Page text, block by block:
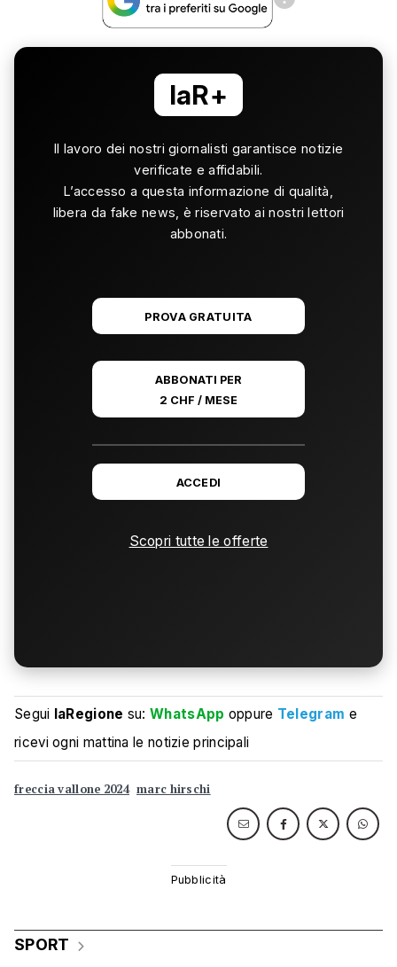
laR+
Il lavoro dei nostri giornalisti garantisce notizie
verificate e affidabili.
L’accesso a questa informazione di qualità,
libera da fake news, è riservato ai nostri lettori
abbonati.
PROVA GRATUITA
ABBONATI PER
2 CHF / MESE
ACCEDI
Scopri tutte le offerte
Segui laRegione su:WhatsApp oppure Telegram e
ricevi ogni mattina le notizie principali
freccia vallone 2024 marc hirschi
SPORT